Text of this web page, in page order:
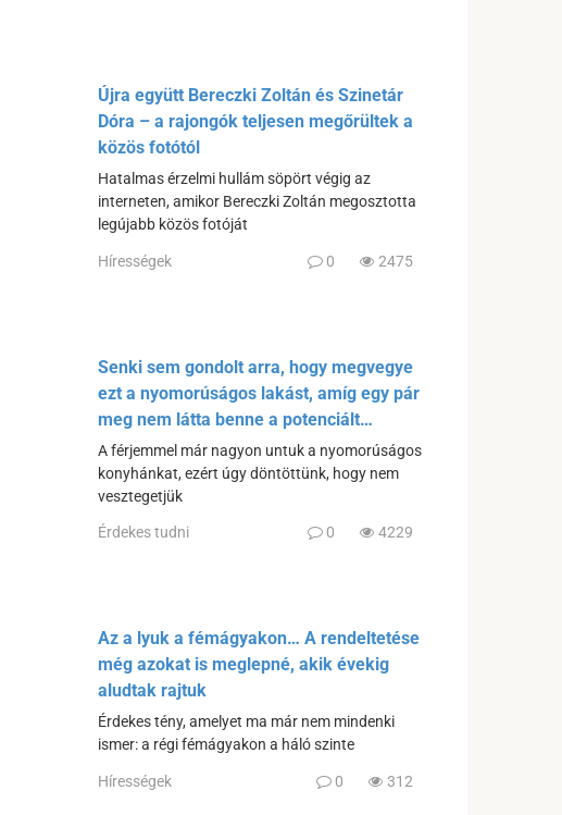
Újra együtt Bereczki Zoltán és Szinetár
Dóra – a rajongók teljesen megőrültek a
közös fotótól
Hatalmas érzelmi hullám söpört végig az
interneten, amikor Bereczki Zoltán megosztotta
legújabb közös fotóját
Hírességek 0 2475
Senki sem gondolt arra, hogy megvegye
ezt a nyomorúságos lakást, amíg egy pár
meg nem látta benne a potenciált…
A férjemmel már nagyon untuk a nyomorúságos
konyhánkat, ezért úgy döntöttünk, hogy nem
vesztegetjük
Érdekes tudni 0 4229
Az a lyuk a fémágyakon… A rendeltetése
még azokat is meglepné, akik évekig
aludtak rajtuk
Érdekes tény, amelyet ma már nem mindenki
ismer: a régi fémágyakon a háló szinte
Hírességek 0 312